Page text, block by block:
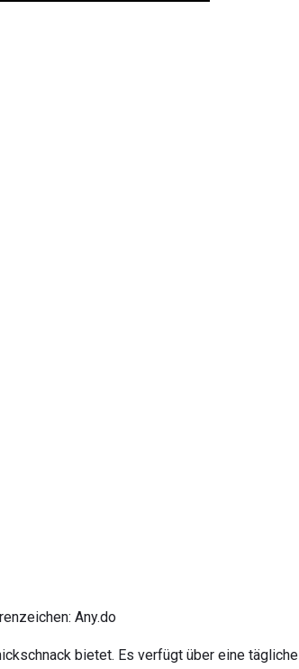
Any.do
bietet. Es verfügt über eine tägliche